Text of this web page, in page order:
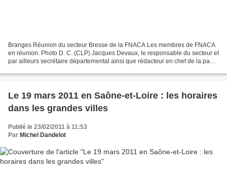
Branges Réunion du secteur Bresse de la FNACA Les membres de FNACA
en réunion. Photo D. C. (CLP) Jacques Devaux, le responsable du secteur et
par ailleurs secrétaire départemental ainsi que rédacteur en chef de la page
Le 19 mars 2011 en Saône-et-Loire : les horaires
dans les grandes villes
Publié le 23/02/2011 à 11:53
Par Michel Dandelot